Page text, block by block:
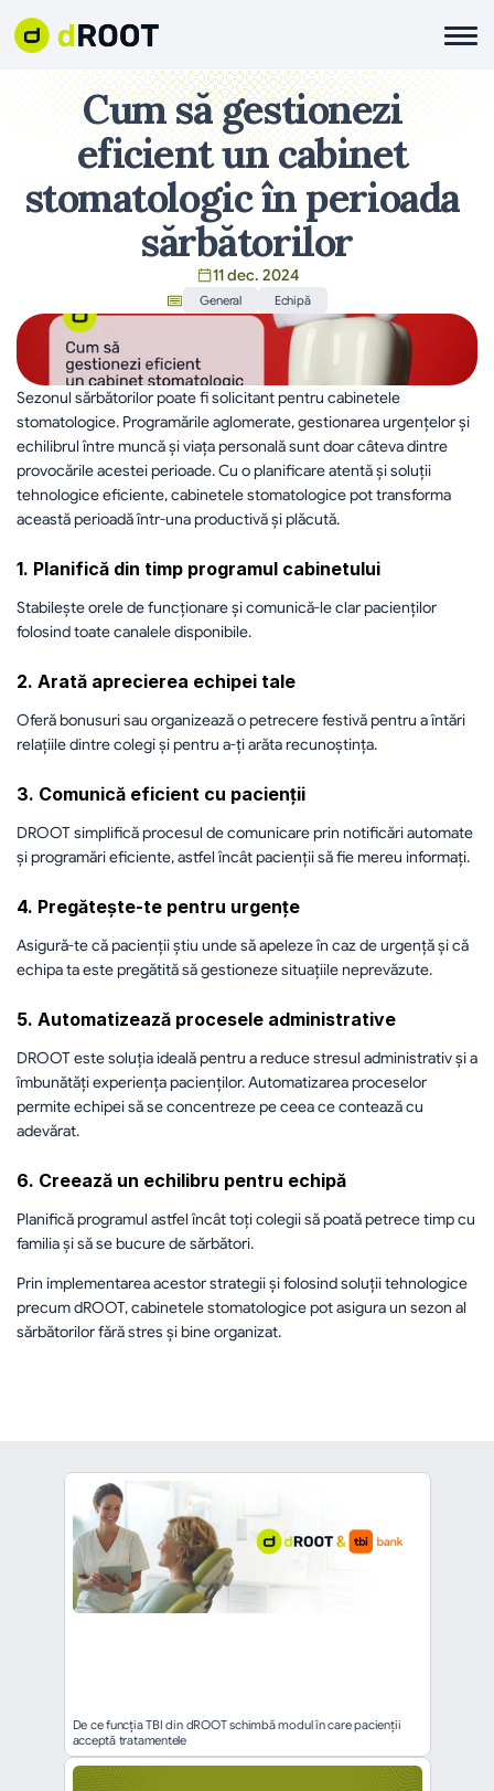
Cum să gestionezi
eficient un cabinet
stomatologic în perioada
sărbătorilor
11 dec. 2024
General Echipă
Sezonul sărbătorilor poate fi solicitant pentru cabinetele
stomatologice. Programările aglomerate, gestionarea urgențelor și
echilibrul între muncă și viața personală sunt doar câteva dintre
provocările acestei perioade. Cu o planificare atentă și soluții
tehnologice eficiente, cabinetele stomatologice pot transforma
această perioadă într-una productivă și plăcută.
1. Planifică din timp programul cabinetului
Stabilește orele de funcționare și comunică-le clar pacienților
folosind toate canalele disponibile.
2. Arată aprecierea echipei tale
Oferă bonusuri sau organizează o petrecere festivă pentru a întări
relațiile dintre colegi și pentru a-ți arăta recunoștința.
3. Comunică eficient cu pacienții
DROOT simplifică procesul de comunicare prin notificări automate
și programări eficiente, astfel încât pacienții să fie mereu informați.
4. Pregătește-te pentru urgențe
Asigură-te că pacienții știu unde să apeleze în caz de urgență și că
echipa ta este pregătită să gestioneze situațiile neprevăzute.
5. Automatizează procesele administrative
DROOT este soluția ideală pentru a reduce stresul administrativ și a
îmbunătăți experiența pacienților. Automatizarea proceselor
permite echipei să se concentreze pe ceea ce contează cu
adevărat.
6. Creează un echilibru pentru echipă
Planifică programul astfel încât toți colegii să poată petrece timp cu
familia și să se bucure de sărbători.
Prin implementarea acestor strategii și folosind soluții tehnologice
precum dROOT, cabinetele stomatologice pot asigura un sezon al
sărbătorilor fără stres și bine organizat.
De ce funcția TBI din dROOT schimbă modul în care pacienții
acceptă tratamentele